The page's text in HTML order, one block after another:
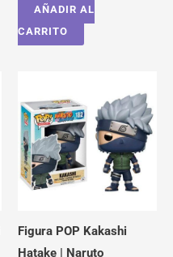
AÑADIR AL
CARRITO
Figura POP Kakashi
Hatake | Naruto